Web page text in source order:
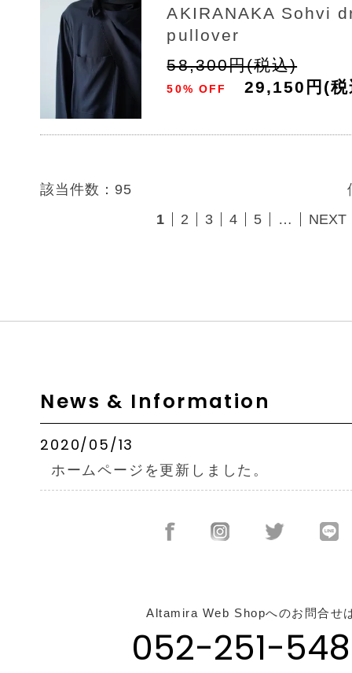
AKIRANAKA Sohvi
pullover
58,300円(税込)
50% OFF 29,150円(
該当件数：95
1
2 3 4 5 … NEXT
News & Information
2020/05/13
ホームページを更新しました。
Altamira Web Shopへのお問合せ
052-251-